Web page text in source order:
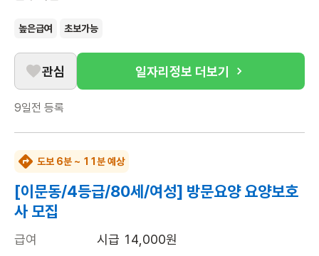
높은급여 초보가능
관심 일자리정보 더보기
9일전 등록
도보 6분 ~ 11분 예상
[이문동/4등급/80세/여성] 방문요양 요양보호
사 모집
급여
시급 14,000원